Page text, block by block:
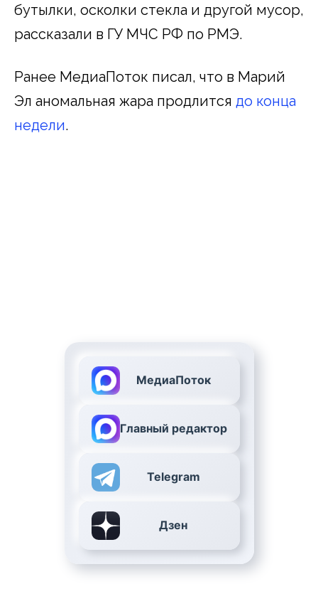
бутылки, осколки стекла и другой мусор,
рассказали в ГУ МЧС РФ по РМЭ.
Ранее МедиаПоток писал, что в Марий
Эл аномальная жара продлится до конца
недели.
МедиаПоток
Главный редактор
Telegram
Дзен